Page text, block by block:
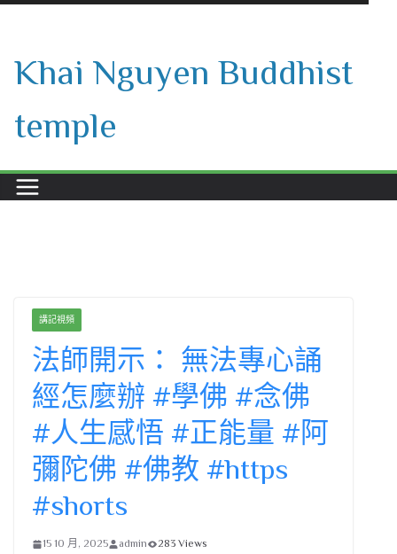
content
Khai Nguyen Buddhist
temple
講記視頻
法師開示： 無法專心誦
經怎麼辦 #學佛 #念佛
#人生感悟 #正能量 #阿
彌陀佛 #佛教 #https
#shorts
15 10 月, 2025 admin 283 Views